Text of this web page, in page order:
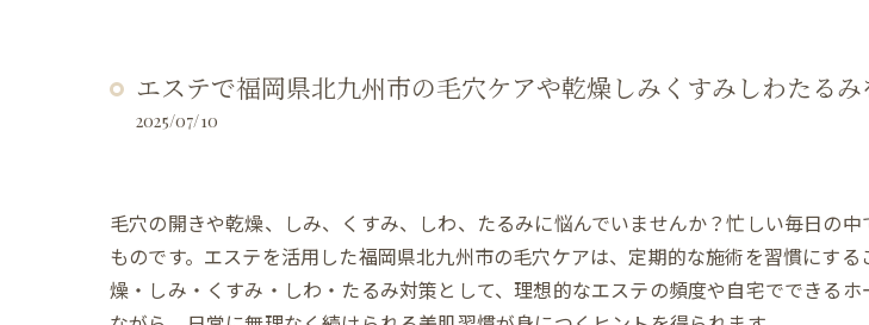
エステで福岡県北九州市の毛穴ケアや乾燥しみくすみしわたる
2025/07/10
毛穴の開きや乾燥、しみ、くすみ、しわ、たるみに悩んでいませんか？忙しい毎日の
ものです。エステを活用した福岡県北九州市の毛穴ケアは、定期的な施術を習慣にす
燥・しみ・くすみ・しわ・たるみ対策として、理想的なエステの頻度や自宅でできる